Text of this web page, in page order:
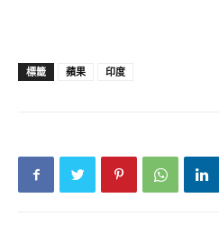
標籤 蘋果 印度